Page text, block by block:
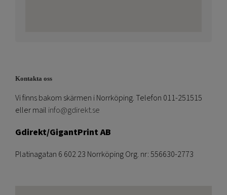
Kontakta oss
Vi finns bakom skärmen i Norrköping. Telefon 011-251515
eller mail info@gdirekt.se
Gdirekt/GigantPrint AB
Platinagatan 6 602 23 Norrköping Org. nr: 556630-2773